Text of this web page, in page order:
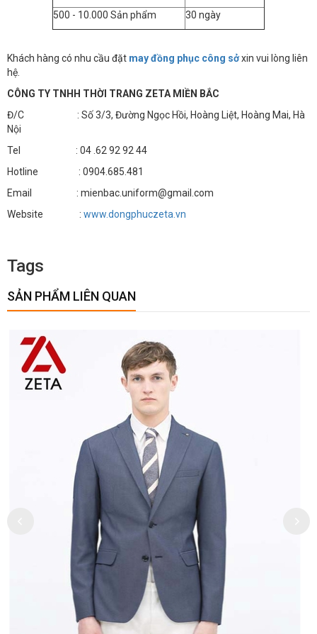
500 - 10.000 Sản phẩm
30 ngày
Khách hàng có nhu cầu đặt may đồng phục công sởxin vui lòng liên
hệ.
CÔNG TY TNHH THỜI TRANG ZETA MIỀN BẮC
Đ/C : Số 3/3, Đường Ngọc Hồi, Hoàng Liệt, Hoàng Mai, Hà
Nội
Tel : 04 .62 92 92 44
Hotline : 0904.685.481
Email : mienbac.uniform@gmail.com
Website : www.dongphuczeta.vn
Tags
SẢN PHẨM LIÊN QUAN